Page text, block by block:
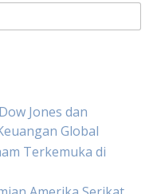
Jones dan
Global
Terkemuka di